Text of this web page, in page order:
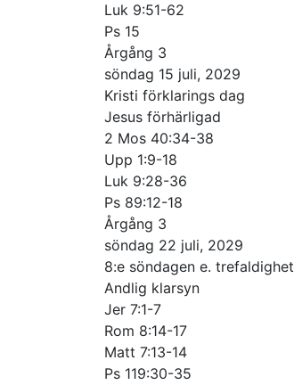
Luk 9:51-62
Ps 15
Årgång 3
söndag 15 juli, 2029
Kristi förklarings dag
Jesus förhärligad
2 Mos 40:34-38
Upp 1:9-18
Luk 9:28-36
Ps 89:12-18
Årgång 3
söndag 22 juli, 2029
8:e söndagen e. trefaldighet
Andlig klarsyn
Jer 7:1-7
Rom 8:14-17
Matt 7:13-14
Ps 119:30-35